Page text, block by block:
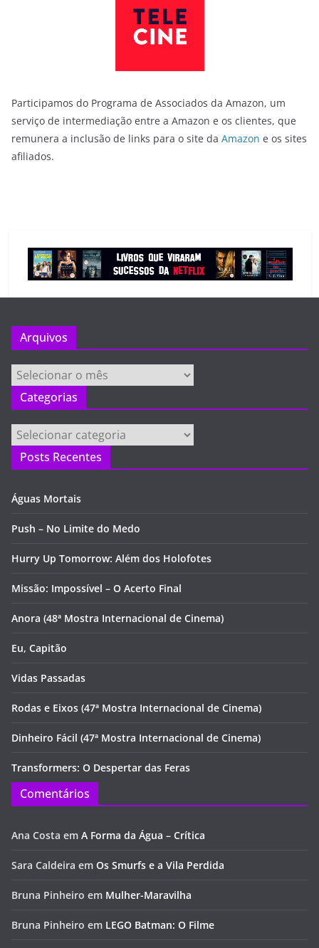
Participamos do Programa de Associados da Amazon, um
serviço de intermediação entre a Amazon e os clientes, que
remunera a inclusão de links para o site da Amazon e os sites
afiliados.
Arquivos
Arquivos
Categorias
Categorias
Posts Recentes
Águas Mortais
Push – No Limite do Medo
Hurry Up Tomorrow: Além dos Holofotes
Missão: Impossível – O Acerto Final
Anora (48ª Mostra Internacional de Cinema)
Eu, Capitão
Vidas Passadas
Rodas e Eixos (47ª Mostra Internacional de Cinema)
Dinheiro Fácil (47ª Mostra Internacional de Cinema)
Transformers: O Despertar das Feras
Comentários
Ana Costa em A Forma da Água – Crítica
Sara Caldeira em Os Smurfs e a Vila Perdida
Bruna Pinheiro em Mulher-Maravilha
Bruna Pinheiro em LEGO Batman: O Filme